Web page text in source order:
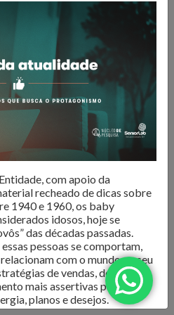
Porto Alegre realiza
mais importantes para o
intenção de compra,
do consumidor
possam organizar seus
disso, são produzidos
do mercado
atualização e transformação.
com apoio da
recheado de dicas sobre
1940 e 1960, os baby
idosos, hoje se
das décadas passadas.
pessoas se comportam,
com o mundo ao seu
de vendas, de
mais assertivas para essa
planos e desejos.